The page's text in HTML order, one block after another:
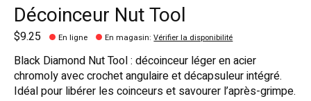
Décoinceur Nut Tool
$9.25 En ligne En magasin:Vérifier la disponibilité
Black Diamond Nut Tool : décoinceur léger en acier
chromoly avec crochet angulaire et décapsuleur intégré.
Idéal pour libérer les coinceurs et savourer l’après-grimpe.